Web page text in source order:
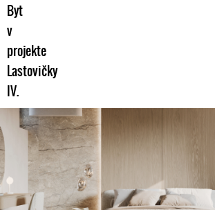
Byt
v
projekte
Lastovičky
IV.